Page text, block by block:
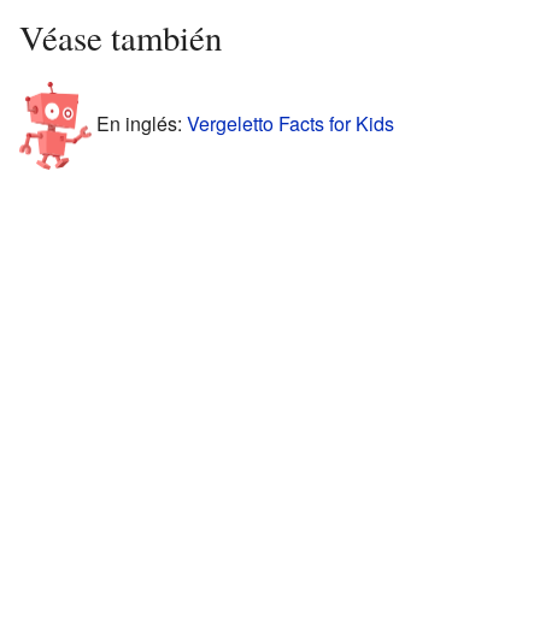
Véase también
En inglés: Vergeletto Facts for Kids